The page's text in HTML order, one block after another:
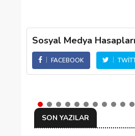
Sosyal Medya
FACEBOOK
SON YAZILAR